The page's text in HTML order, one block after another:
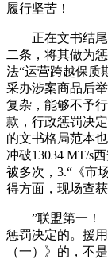
履行坚苦！
正在文书结尾
二条，将其做为
法“运营跨越保质
采办涉案商品后
复杂，能够不予
款，行政惩罚决
的文书格局范本
冲破13034 MT/s
被多次，3.“《市
得方面，现场查获
”联盟第一！《
惩罚决定的。援
（一）》的，不